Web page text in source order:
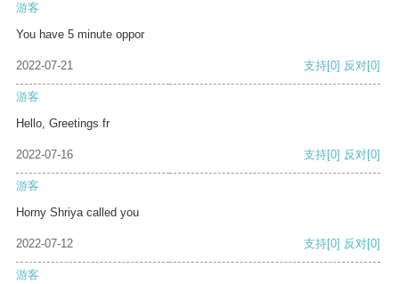
游客
You have 5 minute oppor
2022-07-21 支持[0] 反对[0]
游客
Hello, Greetings fr
2022-07-16 支持[0] 反对[0]
游客
Horny Shriya called you
2022-07-12 支持[0] 反对[0]
游客